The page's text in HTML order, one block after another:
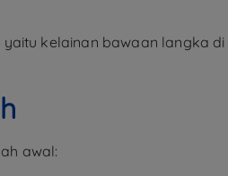
kelainan bawaan langka
awal: